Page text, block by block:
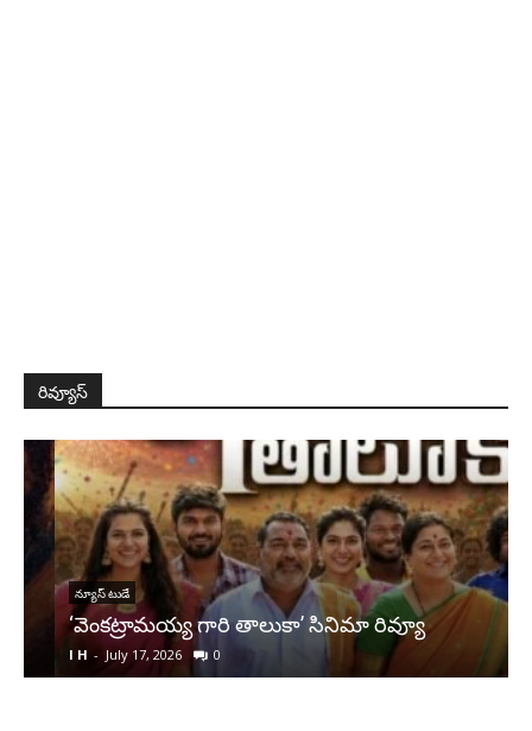
రివ్యూస్
న్యూస్ టుడే
‘వెంకట్రామయ్య గారి తాలుకా’ సినిమా రివ్యూ
July 17, 2026